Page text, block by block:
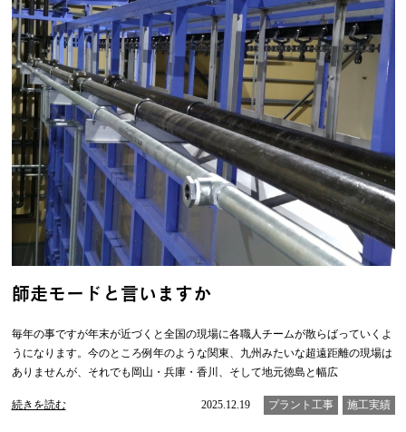
師走モードと言いますか
毎年の事ですが年末が近づくと全国の現場に各職人チームが散らばっていくよ
うになります。今のところ例年のような関東、九州みたいな超遠距離の現場は
ありませんが、それでも岡山・兵庫・香川、そして地元徳島と幅広
続きを読む 2025.12.19 プラント工事 施工実績